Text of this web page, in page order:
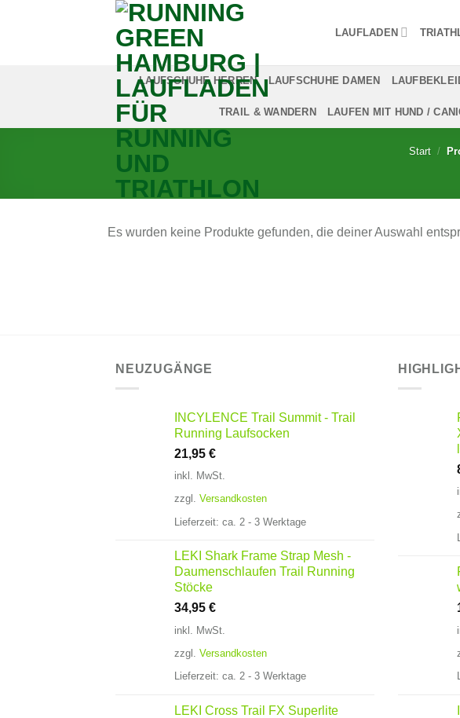
LAUFLADEN
LAUFSCHUHE HERREN LAUFSCHUHE DAMEN
TRAIL & WANDERN LAUFEN MIT HUND /
Start /
Es wurden keine Produkte gefunden, die deiner Auswahl
NEUZUGÄNGE
INCYLENCE Trail Summit - Trail
Running Laufsocken
21,95 €
inkl. MwSt.
zzgl. Versandkosten
Lieferzeit: ca. 2 - 3 Werktage
LEKI Shark Frame Strap Mesh -
Daumenschlaufen Trail Running
Stöcke
34,95 €
inkl. MwSt.
zzgl. Versandkosten
Lieferzeit: ca. 2 - 3 Werktage
LEKI Cross Trail FX Superlite